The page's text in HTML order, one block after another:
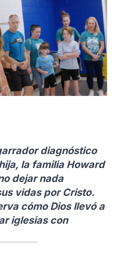
diagnóstico
la familia Howard
dejar nada
vidas por Cristo.
cómo Dios llevó a
iglesias con